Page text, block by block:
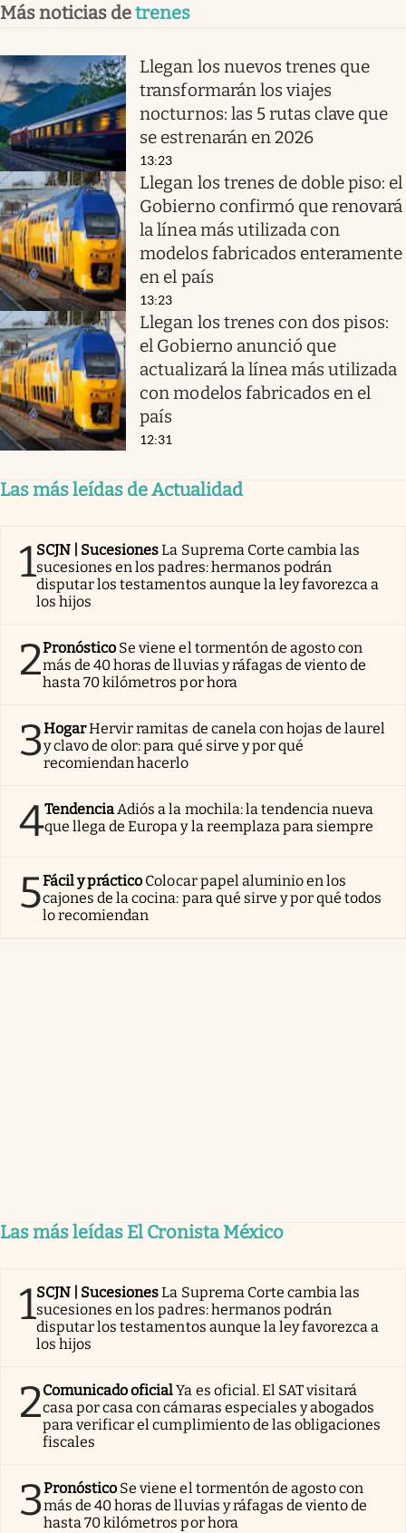
Más noticias detrenes
Llegan los nuevos trenes que
transformarán los viajes
nocturnos: las 5 rutas clave que
se estrenarán en 2026
13:23
Llegan los trenes de doble piso: el
Gobierno confirmó que renovará
la línea más utilizada con
modelos fabricados enteramente
en el país
13:23
Llegan los trenes con dos pisos:
el Gobierno anunció que
actualizará la línea más utilizada
con modelos fabricados en el
país
12:31
Las más leídas de Actualidad
1SCJN | SucesionesLa Suprema Corte cambia las
sucesiones en los padres: hermanos podrán
disputar los testamentos aunque la ley favorezca a
los hijos
2Pronóstico Se viene el tormentón de agosto con
más de 40 horas de lluvias y ráfagas de viento de
hasta 70 kilómetros por hora
3HogarHervir ramitas de canela con hojas de laurel
y clavo de olor: para qué sirve y por qué
recomiendan hacerlo
4TendenciaAdiós a la mochila: la tendencia nueva
que llega de Europa y la reemplaza para siempre
5Fácil y práctico Colocar papel aluminio en los
cajones de la cocina: para qué sirve y por qué todos
lo recomiendan
Las más leídas El Cronista México
1SCJN | SucesionesLa Suprema Corte cambia las
sucesiones en los padres: hermanos podrán
disputar los testamentos aunque la ley favorezca a
los hijos
2Comunicado oficialYa es oficial. El SAT visitará
casa por casa con cámaras especiales y abogados
para verificar el cumplimiento de las obligaciones
fiscales
3Pronóstico Se viene el tormentón de agosto con
más de 40 horas de lluvias y ráfagas de viento de
hasta 70 kilómetros por hora